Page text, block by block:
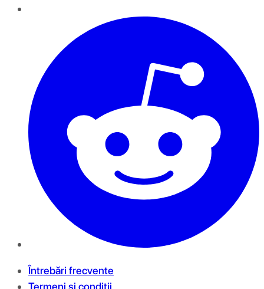
Întrebări frecvente
Termeni și condiții